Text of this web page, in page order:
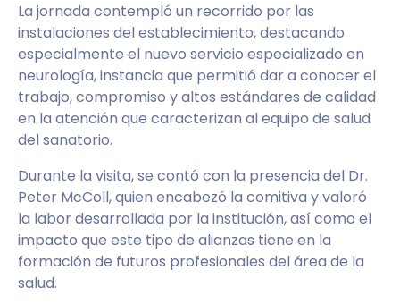
La jornada contempló un recorrido por las
instalaciones del establecimiento, destacando
especialmente el nuevo servicio especializado en
neurología, instancia que permitió dar a conocer el
trabajo, compromiso y altos estándares de calidad
en la atención que caracterizan al equipo de salud
del sanatorio.
Durante la visita, se contó con la presencia del Dr.
Peter McColl, quien encabezó la comitiva y valoró
la labor desarrollada por la institución, así como el
impacto que este tipo de alianzas tiene en la
formación de futuros profesionales del área de la
salud.